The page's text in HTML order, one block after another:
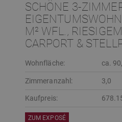
SCHÖNE 3-
M² WFL.,
CARPORT &
Wohnfläche: ca.
Zimmeranzahl: 3,0
Kaufpreis:
ZUM EXPOSÉ